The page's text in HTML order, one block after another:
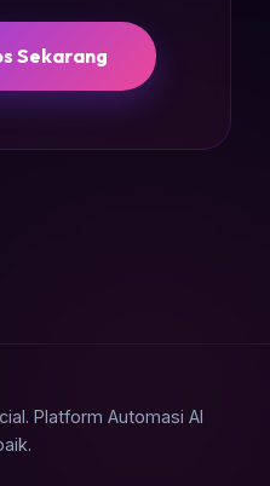
Sekarang
Platform Automasi AI